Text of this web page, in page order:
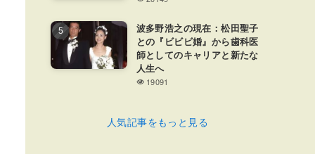
波多野浩之の現在：松田聖子
との『ビビビ婚』から歯科医
師としてのキャリアと新たな
人生へ
19091
人気記事をもっと見る